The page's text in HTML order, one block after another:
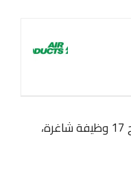
أعلنت شركة Air Products، عن طرح 17 وظيفة شاغرة،